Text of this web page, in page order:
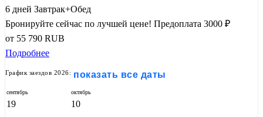
6 дней Завтрак+Обед
Бронируйте сейчас по лучшей цене! Предоплата 3000 ₽
от 55 790 RUB
Подробнее
График заездов 2026: показать все даты
сентябрь
19
октябрь
10